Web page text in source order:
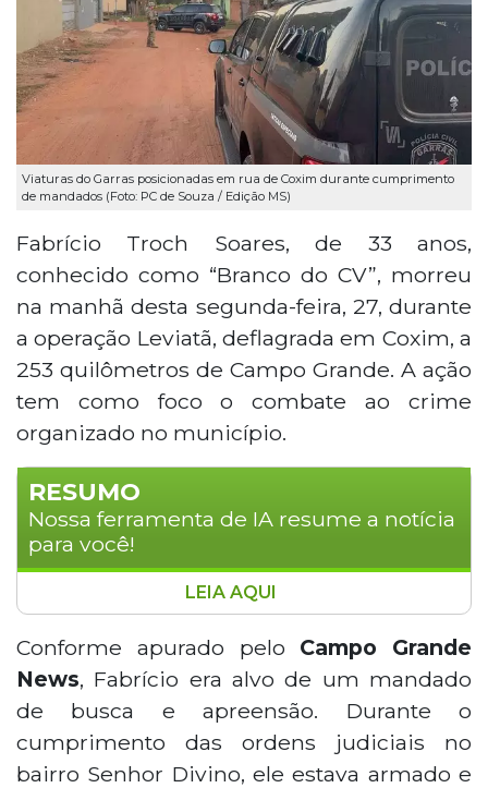
Viaturas do Garras posicionadas em rua de Coxim durante cumprimento
de mandados (Foto: PC de Souza / Edição MS)
Fabrício Troch Soares, de 33 anos,
conhecido como “Branco do CV”, morreu
na manhã desta segunda-feira, 27, durante
a operação Leviatã, deflagrada em Coxim, a
253 quilômetros de Campo Grande. A ação
tem como foco o combate ao crime
organizado no município.
RESUMO
Nossa ferramenta de IA resume a notícia
para você!
Fabricio Troch Soares, de 33 anos, o "Branco do
CV", morreu durante a operação Leviatã, em
Coxim, após trocar tiros com policiais do Garras
ao tentar atirar contra agentes que cumpriam
mandado de busca e apreensão. Integrante do
Comando Vermelho, ele tinha passagens por
homicídio, tráfico e violência doméstica. A
LEIA AQUI
Conforme apurado pelo Campo Grande
News, Fabrício era alvo de um mandado
de busca e apreensão. Durante o
cumprimento das ordens judiciais no
bairro Senhor Divino, ele estava armado e